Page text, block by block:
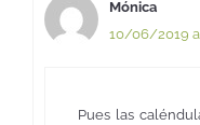
Mónica
10/06/2019 a
Pues las